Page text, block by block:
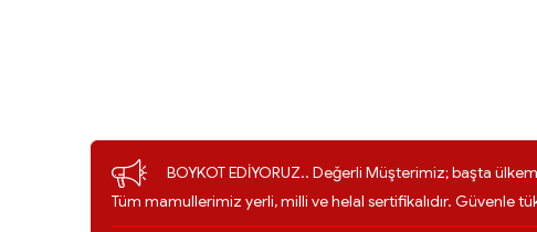
BOYKOT EDİYORUZ.. Değerli Müşterimiz; başta
Tüm mamullerimiz yerli, milli ve helal sertifikalıdır. Güvenle